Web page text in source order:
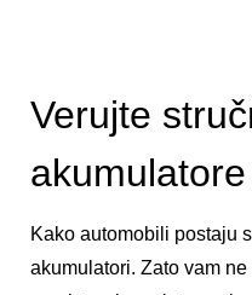
Verujte
Kako automobili postaju
akumulatori. Zato vam